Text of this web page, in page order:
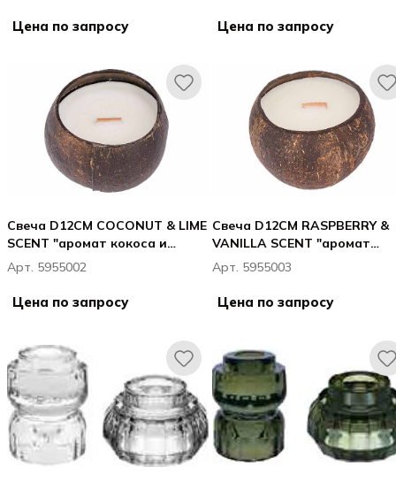
Цена по запросу Цена по запросу
Свеча D12CM COCONUT & LIME
SCENT "аромат кокоса и
лайма"
Арт. 5955002
Цена по запросу
Свеча D12CM RASPBERRY &
VANILLA SCENT "аромат
малины и ванили"
Арт. 5955003
Цена по запросу